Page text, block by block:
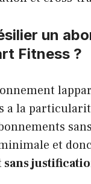
un
Fitness ?
a la
et donc